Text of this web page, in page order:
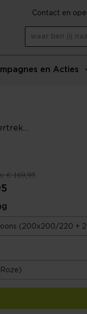
en Acties
Contact en
€ 169,95